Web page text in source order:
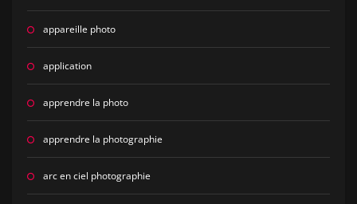
appareille photo
application
apprendre la photo
apprendre la photographie
arc en ciel photographie